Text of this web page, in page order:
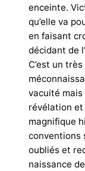
enceinte.
qu’elle va
en faisant
décidant de
C’est un
vacuité
révélation et
magnifique
conventions
oubliés et
naissance